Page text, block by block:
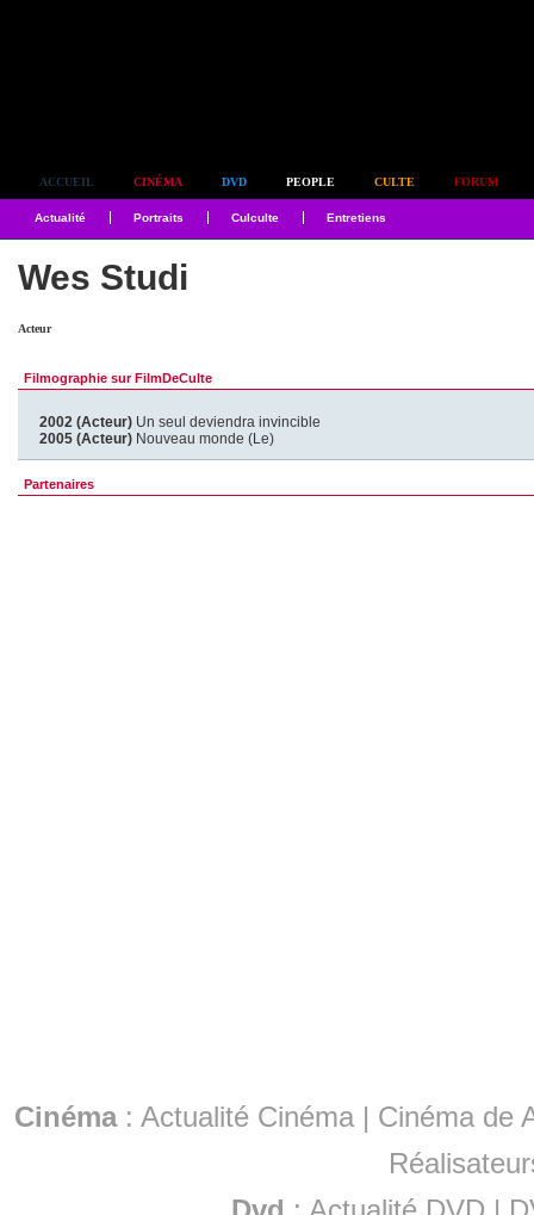
ACCUEIL CINÉMA DVD PEOPLE CULTE FORUM
Actualité Portraits Culculte Entretiens
Wes Studi
Acteur
Filmographie sur FilmDeCulte
2002 (Acteur) Un seul deviendra invincible
2005 (Acteur) Nouveau monde (Le)
Partenaires
Cinéma: Actualité Cinéma | Cinéma de